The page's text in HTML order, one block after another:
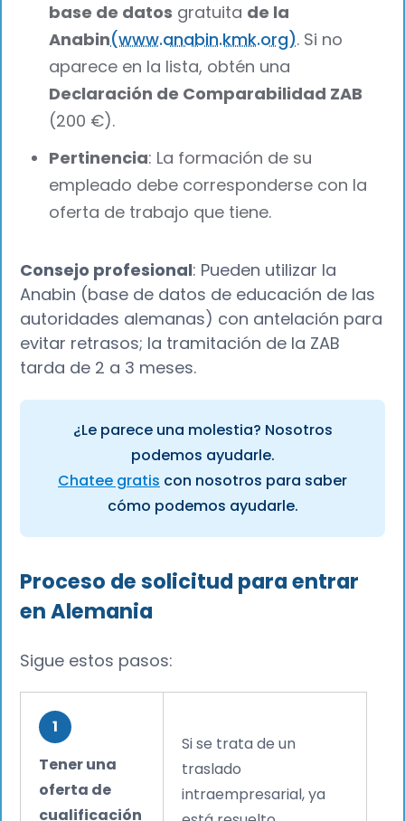
base de datos gratuita de la
Anabin(www.anabin.kmk.org). Si no
aparece en la lista, obtén una
Declaración de Comparabilidad ZAB
(200 €).
Pertinencia: La formación de su
empleado debe corresponderse con la
oferta de trabajo que tiene.
Consejo profesional: Pueden utilizar la
Anabin (base de datos de educación de las
autoridades alemanas) con antelación para
evitar retrasos; la tramitación de la ZAB
tarda de 2 a 3 meses.
¿Le parece una molestia? Nosotros
podemos ayudarle.
Chatee gratis con nosotros para saber
cómo podemos ayudarle.
Proceso de solicitud para entrar
en Alemania
Sigue estos pasos:
1
Tener una
oferta de
cualificación
Si se trata de un
traslado
intraempresarial, ya